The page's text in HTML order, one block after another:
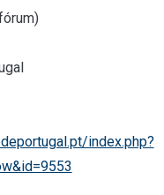
index.php?